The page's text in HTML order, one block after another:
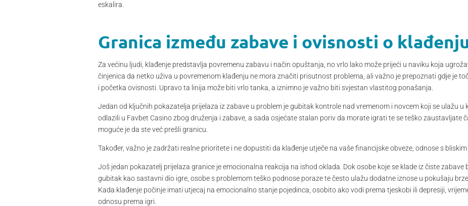
eskalira.
Granica između zabave i ovisnosti o
Za većinu ljudi, klađenje predstavlja povremenu zabavu i način opuštanja, no vrlo lako može prijeći u naviku koja
činjenica da netko uživa u povremenom klađenju ne mora značiti prisutnost problema, ali važno je prepoznati gdje je
i početka ovisnosti. Upravo ta linija može biti vrlo tanka, a iznimno je važno biti svjestan vlastitog ponašanja.
Jedan od ključnih pokazatelja prijelaza iz zabave u problem je gubitak kontrole nad vremenom i novcem koji se ulažu u
odlazili u Favbet Casino zbog druženja i zabave, a sada osjećate stalan poriv da morate igrati te se teško zaustavljate
moguće je da ste već prešli granicu.
Također, važno je zadržati realne prioritete i ne dopustiti da klađenje utječe na vaše financijske obveze, odnose s
Još jedan pokazatelj prijelaza granice je emocionalna reakcija na ishod oklada. Dok osobe koje se klade iz čiste zabave
gubitak kao sastavni dio igre, osobe s problemom teško podnose poraze te često ulažu dodatne iznose u pokušaju
Kada klađenje počinje imati utjecaj na emocionalno stanje pojedinca, osobito ako vodi prema tjeskobi ili depresiji,
odnosu prema igri.